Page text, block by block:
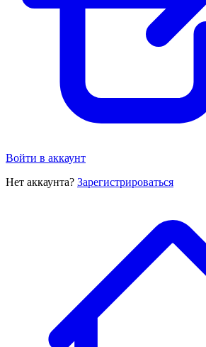
Войти в аккаунт
Нет аккаунта? Зарегистрироваться